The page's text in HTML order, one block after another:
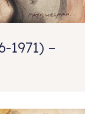
1971) –